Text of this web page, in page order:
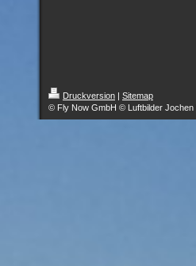
Druckversion
Sitemap
© Fly Now GmbH © Luftbilder Jochen